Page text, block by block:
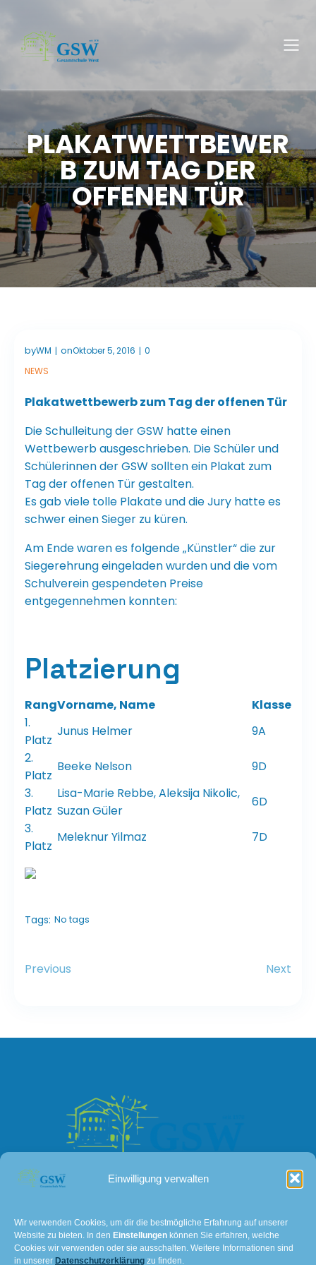
Einwilligung verwalten
Wir verwenden Cookies, um dir die bestmögliche Erfahrung auf unserer
Website zu bieten. In den Einstellungen können Sie erfahren, welche
Cookies wir verwenden oder sie ausschalten. Weitere Informationen sind
in unserer Datenschutzerklärung zu finden.
PLAKATWETTBEWER
B ZUM TAG DER
OFFENEN TÜR
byWM | onOktober 5, 2016 | 0
NEWS
Plakatwettbewerb zum Tag der offenen Tür
Die Schulleitung der GSW hatte einen
Wettbewerb ausgeschrieben. Die Schüler und
Schülerinnen der GSW sollten ein Plakat zum
Tag der offenen Tür gestalten.
Es gab viele tolle Plakate und die Jury hatte es
schwer einen Sieger zu küren.
Am Ende waren es folgende „Künstler“ die zur
Siegerehrung eingeladen wurden und die vom
Schulverein gespendeten Preise
entgegennehmen konnten:
Platzierung
RangVorname, Name
Klasse
1.
Platz
Junus Helmer
9A
2.
Platz
Beeke Nelson
9D
3.
Platz
Lisa-Marie Rebbe, Aleksija Nikolic,
Suzan Güler
6D
3.
Platz
Meleknur Yilmaz 7D
Tags: No tags
Previous Next
Lissaer Straße 7